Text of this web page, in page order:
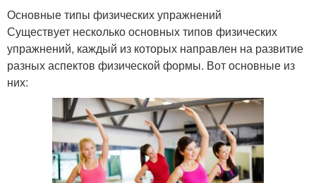
Основные типы физических упражнений
Существует несколько основных типов физических
упражнений, каждый из которых направлен на развитие
разных аспектов физической формы. Вот основные из
них: